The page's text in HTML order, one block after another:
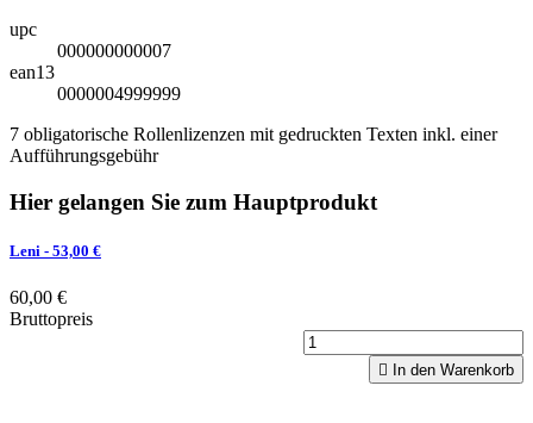
upc
000000000007
ean13
0000004999999
7 obligatorische Rollenlizenzen mit gedruckten Texten inkl. einer
Aufführungsgebühr
Hier gelangen Sie zum Hauptprodukt
Leni - 53,00 €
60,00 €
Bruttopreis
 In den Warenkorb